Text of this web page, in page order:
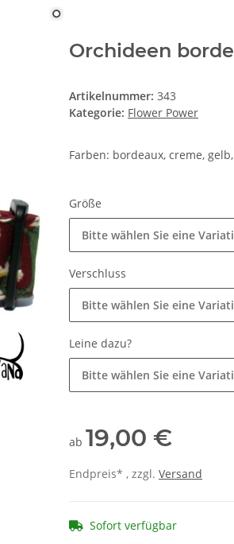
Orchideen
Artikelnummer: 343
Kategorie: Flower Power
Farben: bordeaux, creme,
Größe
Bitte wählen Sie eine
Verschluss
Bitte wählen Sie eine
Leine dazu?
Bitte wählen Sie eine
ab 19,00 €
Endpreis* , zzgl. Versand
Sofort verfügbar